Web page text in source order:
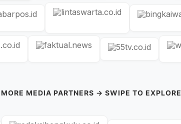
MORE MEDIA PARTNERS → SWIPE TO EXPLORE